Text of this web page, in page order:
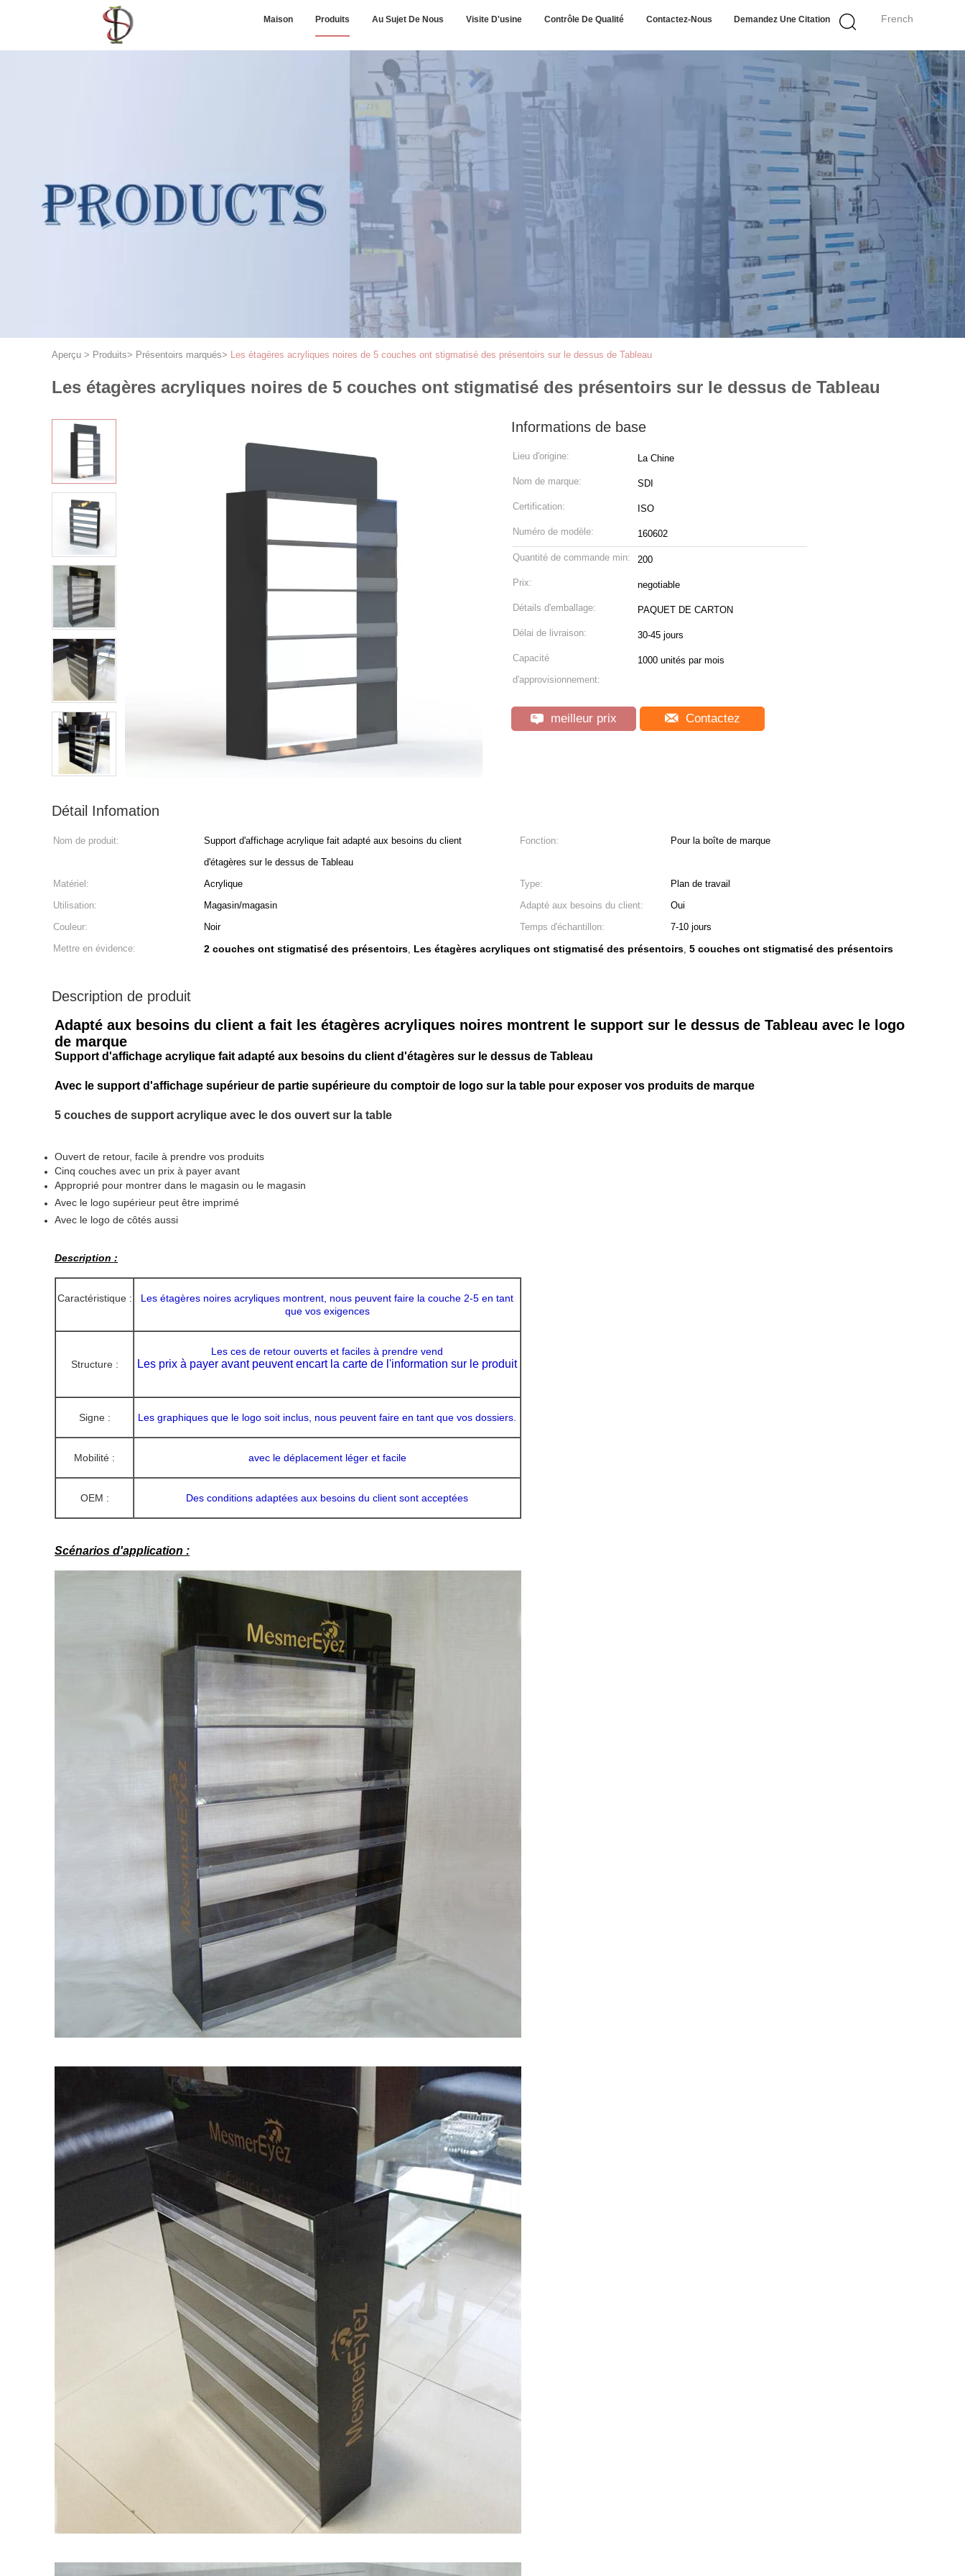
French
Maison Produits Au Sujet De Nous Visite D'usine Contrôle De Qualité Contactez-Nous Demandez Une Citation
Aperçu > Produits> Présentoirs marqués> Les étagères acryliques noires de 5 couches ont stigmatisé des présentoirs sur le dessus de Tableau
Les étagères acryliques noires de 5 couches ont stigmatisé des présentoirs sur le dessus de Tableau
Informations de base
Lieu d'origine: La Chine
Nom de marque: SDI
Certification: ISO
Numéro de modèle: 160602
Quantité de commande min: 200
Prix: negotiable
Détails d'emballage: PAQUET DE CARTON
Délai de livraison: 30-45 jours
Capacité
d'approvisionnement:
1000 unités par mois
meilleur prix Contactez
Détail Infomation
Nom de produit:
Support d'affichage acrylique fait adapté aux besoins du client
d'étagères sur le dessus de Tableau
Fonction: Pour la boîte de marque
Matériel: Acrylique Type:
Plan de travail
Utilisation:
Magasin/magasin Adapté aux besoins du client:
Oui
Couleur:
Noir Temps d'échantillon:
7-10 jours
Mettre en évidence:
2 couches ont stigmatisé des présentoirs, Les étagères acryliques ont stigmatisé des présentoirs, 5 couches ont stigmatisé des présentoirs
Description de produit
Adapté aux besoins du client a fait les étagères acryliques noires montrent le support sur le dessus de Tableau avec le logo
de marque
Support d'affichage acrylique fait adapté aux besoins du client d'étagères sur le dessus de Tableau
Avec le support d'affichage supérieur de partie supérieure du comptoir de logo sur la table pour exposer vos produits de marque
5 couches de support acrylique avec le dos ouvert sur la table
Ouvert de retour, facile à prendre vos produits
Cinq couches avec un prix à payer avant
Approprié pour montrer dans le magasin ou le magasin
Avec le logo supérieur peut être imprimé
Avec le logo de côtés aussi
Description :
Caractéristique :
Les étagères noires acryliques montrent, nous peuvent faire la couche 2-5 en tant
que vos exigences
Structure :
Les ces de retour ouverts et faciles à prendre vend
Les prix à payer avant peuvent encart la carte de l'information sur le produit
Signe : Les graphiques que le logo soit inclus, nous peuvent faire en tant que vos dossiers.
Mobilité : avec le déplacement léger et facile
OEM : Des conditions adaptées aux besoins du client sont acceptées
Scénarios d'application :